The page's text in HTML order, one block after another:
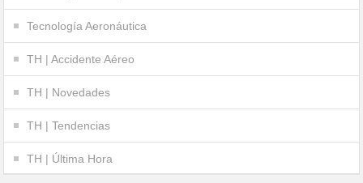
Tecnología Aeronáutica
TH | Accidente Aéreo
TH | Novedades
TH | Tendencias
TH | Última Hora